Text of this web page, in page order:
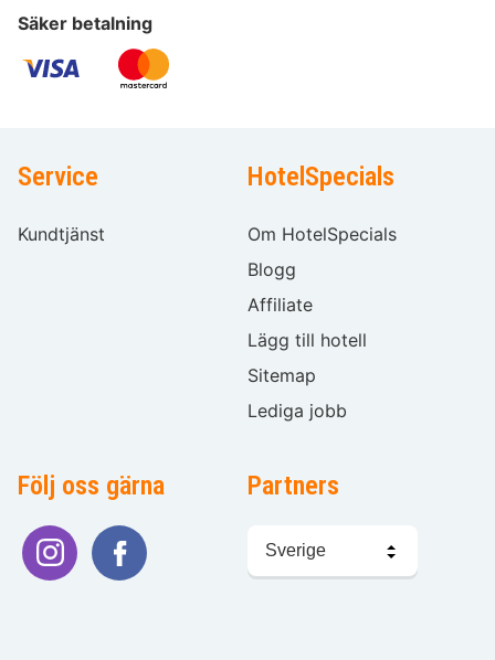
Säker betalning
Service
Kundtjänst
HotelSpecials
Om HotelSpecials
Blogg
Affiliate
Lägg till hotell
Sitemap
Lediga jobb
Följ oss gärna Partners
språk